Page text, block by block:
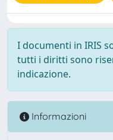
I documenti in IRIS
tutti i diritti sono
indicazione.
Informazioni